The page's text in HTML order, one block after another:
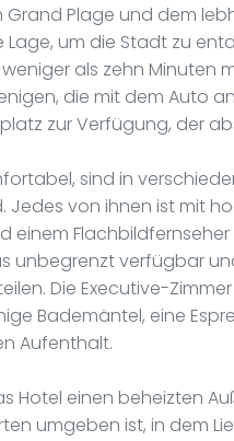
Plage und dem
um die Stadt zu
als zehn Minuten
die mit dem Auto
zur Verfügung, der
sind in
Jedes von ihnen ist mit
einem
unbegrenzt verfügbar
Die Executive-
Bademäntel, eine
Aufenthalt.
Hotel einen beheizten
umgeben ist, in dem